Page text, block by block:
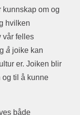
kunnskap om og
hvilken
vår felles
å joike kan
er. Joiken blir
og til å kunne
både